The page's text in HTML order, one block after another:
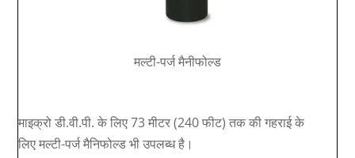
मल्टी-पर्ज मैनीफोल्ड
माइक्रो डी.वी.पी. के लिए 73 मीटर (240 फीट) तक की गहराई के
लिए मल्टी-पर्ज मैनिफोल्ड भी उपलब्ध है।